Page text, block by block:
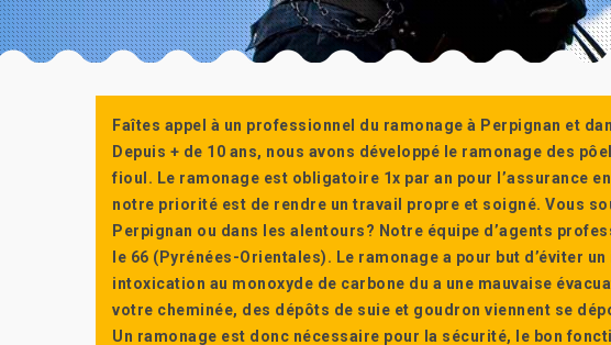
Faîtes appel à un professionnel du ramonage à Perpignan et
Depuis + de 10 ans, nous avons développé le ramonage des
fioul. Le ramonage est obligatoire 1x par an pour l’assurance
notre priorité est de rendre un travail propre et soigné. Vous
Perpignan ou dans les alentours? Notre équipe d’agents
le 66 (Pyrénées-Orientales). Le ramonage a pour but d’éviter
intoxication au monoxyde de carbone du a une mauvaise
votre cheminée, des dépôts de suie et goudron viennent se
Un ramonage est donc nécessaire pour la sécurité, le bon